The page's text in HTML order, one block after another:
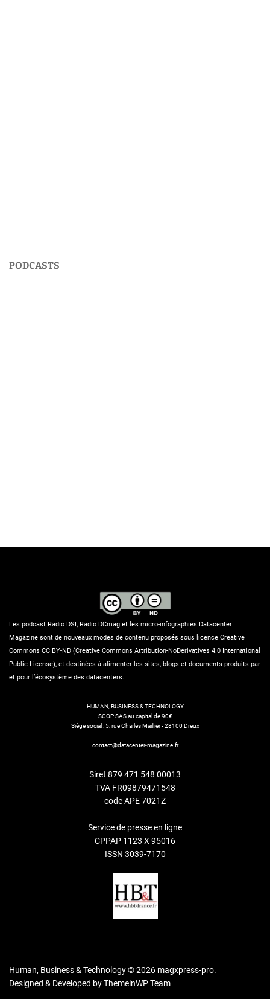
PODCASTS
Les podcast Radio DSI, Radio DCmag et les micro-infographies Datacenter
Magazine sont de nouveaux modes de contenu proposés sous licence Creative
Commons CC BY-ND (Creative Commons Attribution-NoDerivatives 4.0 International
Public License), et destinées à alimenter les sites, blogs et documents produits par
et pour l’écosystème des datacenters.
HUMAN, BUSINESS & TECHNOLOGY
SCOP SAS au capital de 90€
Siège social : 5, rue Charles Maillier - 28100 Dreux
contact@datacenter-magazine.fr
Siret 879 471 548 00013
TVA FR09879471548
code APE 7021Z
Service de presse en ligne
CPPAP 1123 X 95016
ISSN 3039-7170
Human, Business & Technology © 2026 magxpress-pro.
Designed & Developed byThemeinWP Team